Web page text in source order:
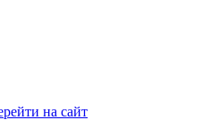
на сайт